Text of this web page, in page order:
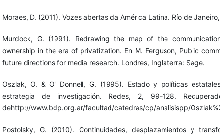
Moraes, D. (2011). Vozes abertas da América Latina. Río de
Murdock, G. (1991). Redrawing the map of the
ownership in the era of privatization. En M. Ferguson, Public
future directions for media research. Londres, Inglaterra: Sage.
Oszlak, O. & O' Donnell, G. (1995). Estado y políticas
estrategia de investigación. Redes, 2, 99-128.
dehttp://www.bdp.org.ar/facultad/catedras/cp/analisispp/
Postolsky, G. (2010). Continuidades, desplazamientos y